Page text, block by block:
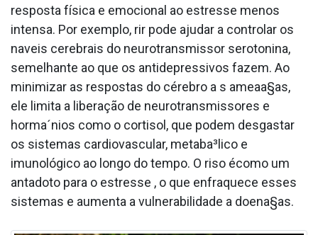
resposta física e emocional ao estresse menos
intensa. Por exemplo, rir pode ajudar a controlar os
na­veis cerebrais do neurotransmissor serotonina,
semelhante ao que os antidepressivos fazem. Ao
minimizar as respostas do cérebro a s ameaa§as,
ele limita a liberação de neurotransmissores e
horma´nios como o cortisol, que podem desgastar
os sistemas cardiovascular, metaba³lico e
imunológico ao longo do tempo. O riso écomo um
anta­doto para o estresse , o que enfraquece esses
sistemas e aumenta a vulnerabilidade a doena§as.